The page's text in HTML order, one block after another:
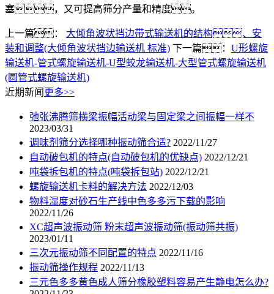
塞，又可提高筛分产量和精度。
上一篇： 大倾角波状挡边带式输送机的结构、安
装和调整(大倾角波状挡边输送机 标准) 下一篇： U形螺旋
输送机-管式螺旋输送机-U型蛟龙输送机-大型管式螺旋输送机
(圆管式螺旋输送机)
近期新闻 更多>>
弛张沸腾筛横梁振幅活动梁与固定梁之间振幅一样不
2023/03/31
调味剂筛分选择哪种振动筛合适? 2022/11/27
自动破包机的特点(自动破包机的优缺点) 2022/12/21
吨袋拆包机的特点(吨袋拆包站) 2022/12/21
螺旋输送机卡料的解决方法 2022/12/03
物料湿度对砂石生产线中色多多污下载的影响
2022/11/26
XC超声波振动筛 粉末超声波振动筛(振动筛共振)
2023/01/11
三次元振动筛不同配置的特点 2022/11/16
振动筛操作规程 2022/11/13
三元色多多黄色成人筛分橡胶塑料容易产生静电怎么办?